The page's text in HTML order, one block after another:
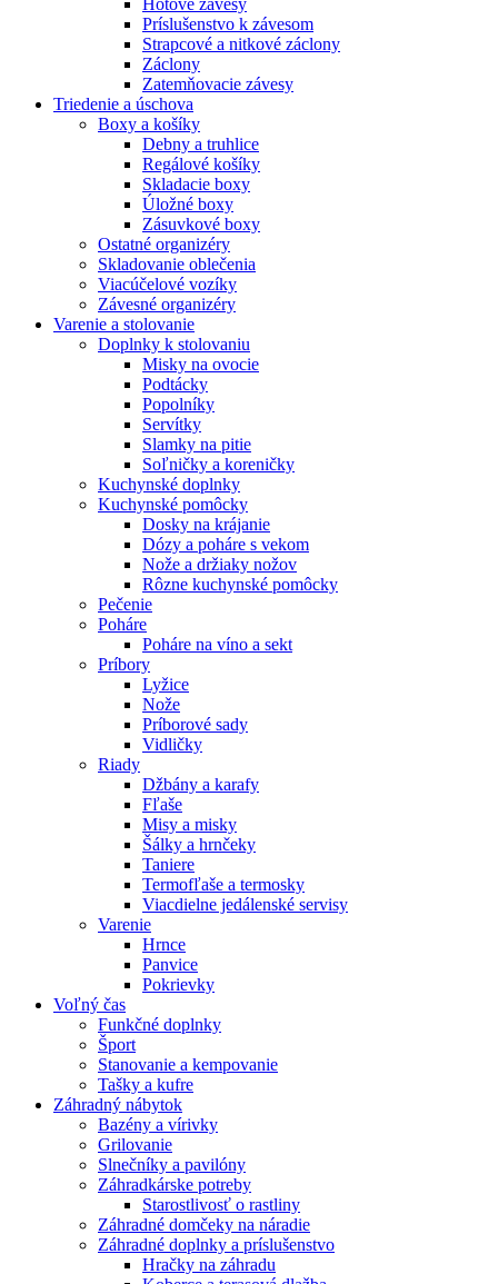
Príslušenstvo k závesom
Strapcové a nitkové záclony
Záclony
Zatemňovacie závesy
Triedenie a úschova
Boxy a košíky
Debny a truhlice
Regálové košíky
Skladacie boxy
Úložné boxy
Zásuvkové boxy
Ostatné organizéry
Skladovanie oblečenia
Viacúčelové vozíky
Závesné organizéry
Varenie a stolovanie
Doplnky k stolovaniu
Misky na ovocie
Podtácky
Popolníky
Servítky
Slamky na pitie
Soľničky a koreničky
Kuchynské doplnky
Kuchynské pomôcky
Dosky na krájanie
Dózy a poháre s vekom
Nože a držiaky nožov
Rôzne kuchynské pomôcky
Pečenie
Poháre
Poháre na víno a sekt
Príbory
Lyžice
Nože
Príborové sady
Vidličky
Riady
Džbány a karafy
Fľaše
Misy a misky
Šálky a hrnčeky
Taniere
Termofľaše a termosky
Viacdielne jedálenské servisy
Varenie
Hrnce
Panvice
Pokrievky
Voľný čas
Funkčné doplnky
Šport
Stanovanie a kempovanie
Tašky a kufre
Záhradný nábytok
Bazény a vírivky
Grilovanie
Slnečníky a pavilóny
Záhradkárske potreby
Starostlivosť o rastliny
Záhradné domčeky na náradie
Záhradné doplnky a príslušenstvo
Hračky na záhradu